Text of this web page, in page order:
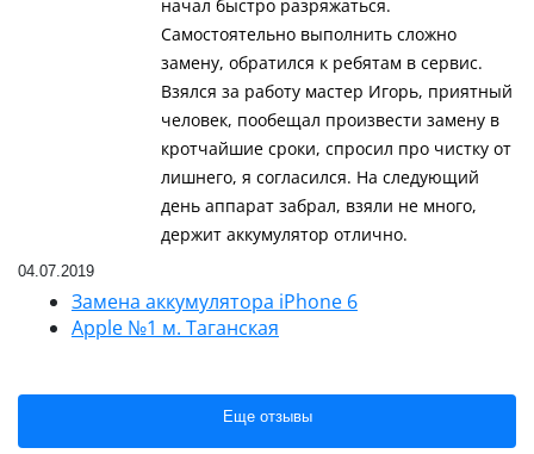
начал быстро разряжаться.
Самостоятельно выполнить сложно
замену, обратился к ребятам в сервис.
Взялся за работу мастер Игорь, приятный
человек, пообещал произвести замену в
кротчайшие сроки, спросил про чистку от
лишнего, я согласился. На следующий
день аппарат забрал, взяли не много,
держит аккумулятор отлично.
04.07.2019
Замена аккумулятора iPhone 6
Apple №1 м. Таганская
Еще отзывы